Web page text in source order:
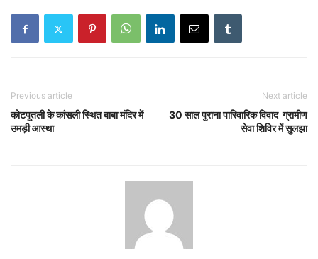
Previous article
कोटपूतली के कांसली स्थित बाबा मंदिर में
उमड़ी आस्था
Next article
30 साल पुराना पारिवारिक विवाद ग्रामीण
सेवा शिविर में सुलझा